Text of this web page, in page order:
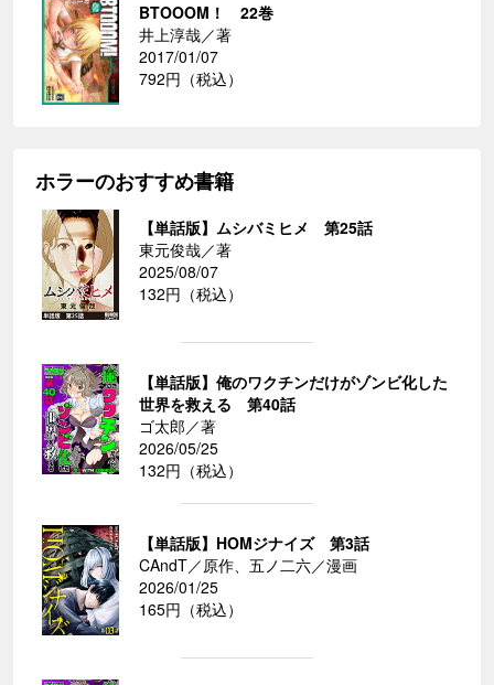
BTOOOM！ 22巻
井上淳哉／著
2017/01/07
792円（税込）
ホラーのおすすめ書籍
【単話版】ムシバミヒメ 第25話
東元俊哉／著
2025/08/07
132円（税込）
【単話版】俺のワクチンだけがゾンビ化した
世界を救える 第40話
ゴ太郎／著
2026/05/25
132円（税込）
【単話版】HOMジナイズ 第3話
CAndT／原作、五ノ二六／漫画
2026/01/25
165円（税込）